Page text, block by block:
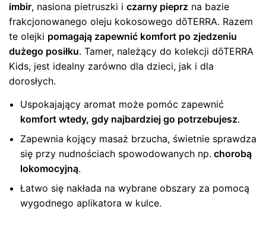
imbir, nasiona pietruszki i czarny pieprz na bazie
frakcjonowanego oleju kokosowego dōTERRA. Razem
te olejki pomagają zapewnić komfort po zjedzeniu
dużego posiłku. Tamer, należący do kolekcji dōTERRA
Kids, jest idealny zarówno dla dzieci, jak i dla
dorosłych.
Uspokajający aromat może pomóc zapewnić
komfort wtedy, gdy najbardziej go potrzebujesz.
Zapewnia kojący masaż brzucha, świetnie sprawdza
się przy nudnościach spowodowanych np. chorobą
lokomocyjną.
Łatwo się nakłada na wybrane obszary za pomocą
wygodnego aplikatora w kulce.